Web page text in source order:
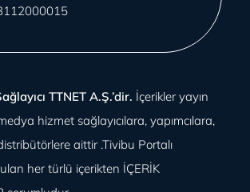
TTNET A.Ş.’dir. İçerikler yayın
hizmet sağlayıcılara, yapımcılara,
aittir .Tivibu Portalı
her türlü içerikten İÇERİK